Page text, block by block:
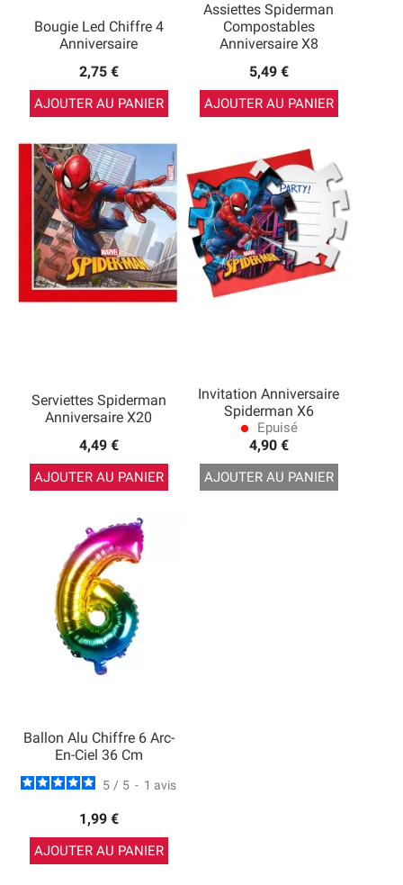
Bougie Led Chiffre 4
Anniversaire
2,75 €
AJOUTER AU PANIER
Assiettes Spiderman
Compostables
Anniversaire X8
5,49 €
AJOUTER AU PANIER
Serviettes Spiderman
Anniversaire X20
4,49 €
AJOUTER AU PANIER
Invitation Anniversaire
Spiderman X6
lens Epuisé
4,90 €
AJOUTER AU PANIER
Ballon Alu Chiffre 6 Arc-
En-Ciel 36 Cm
5 / 5 - 1 avis
1,99 €
AJOUTER AU PANIER